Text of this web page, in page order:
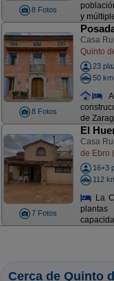
8 Fotos
y
8 Fotos
Casa
Quinto
23
50
de
7 Fotos
El
Casa
de Ebro
16+3
112
La
Cerca de Quinto